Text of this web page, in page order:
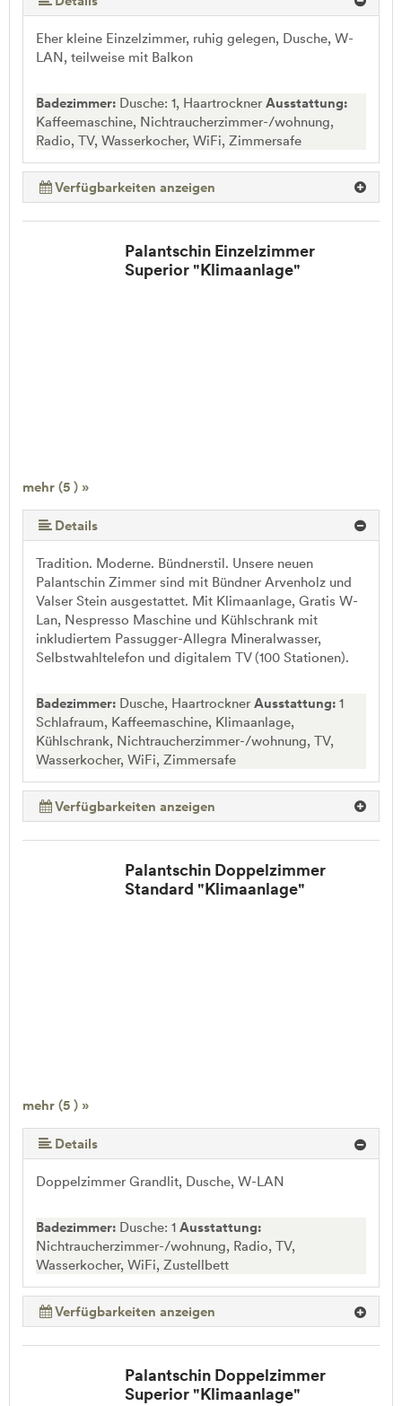
Eher kleine Einzelzimmer, ruhig gelegen, Dusche, W-
LAN, teilweise mit Balkon
Badezimmer: Dusche: 1, Haartrockner Ausstattung:
Kaffeemaschine, Nichtraucherzimmer-/wohnung,
Radio, TV, Wasserkocher, WiFi, Zimmersafe
Verfügbarkeiten anzeigen
mehr (5 ) »
mehr (5 ) »
Palantschin Einzelzimmer
Superior "Klimaanlage"
Details
Tradition. Moderne. Bündnerstil. Unsere neuen
Palantschin Zimmer sind mit Bündner Arvenholz und
Valser Stein ausgestattet. Mit Klimaanlage, Gratis W-
Lan, Nespresso Maschine und Kühlschrank mit
inkludiertem Passugger-Allegra Mineralwasser,
Selbstwahltelefon und digitalem TV (100 Stationen).
Badezimmer: Dusche, Haartrockner Ausstattung: 1
Schlafraum, Kaffeemaschine, Klimaanlage,
Kühlschrank, Nichtraucherzimmer-/wohnung, TV,
Wasserkocher, WiFi, Zimmersafe
Verfügbarkeiten anzeigen
mehr (5 ) »
mehr (5 ) »
Palantschin Doppelzimmer
Standard "Klimaanlage"
Details
Doppelzimmer Grandlit, Dusche, W-LAN
Badezimmer: Dusche: 1 Ausstattung:
Nichtraucherzimmer-/wohnung, Radio, TV,
Wasserkocher, WiFi, Zustellbett
Verfügbarkeiten anzeigen
Palantschin Doppelzimmer
Superior "Klimaanlage"